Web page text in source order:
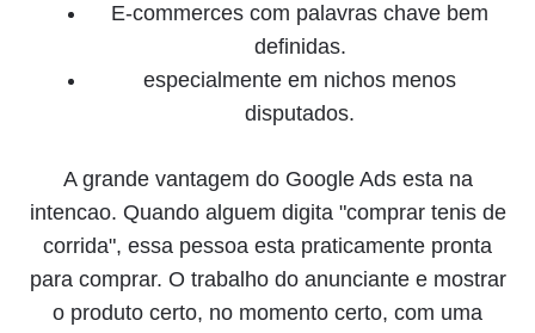
E-commerces com palavras chave bem
definidas.
especialmente em nichos menos
disputados.
A grande vantagem do Google Ads esta na
intencao. Quando alguem digita "comprar tenis de
corrida", essa pessoa esta praticamente pronta
para comprar. O trabalho do anunciante e mostrar
o produto certo, no momento certo, com uma